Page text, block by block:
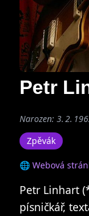
Petr
Narozen: 3. 2.
Zpěvák
🌐 Webová
Petr Linhart
písničkář,